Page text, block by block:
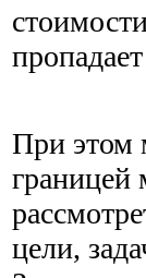
При этом
границей
цели,